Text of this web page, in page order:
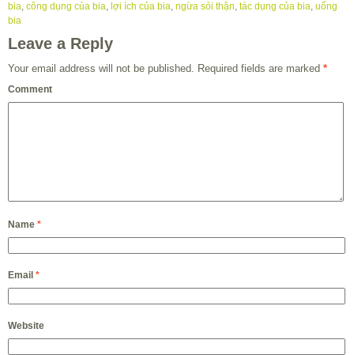
bia, công dụng của bia, lợi ích của bia, ngừa sỏi thận, tác dụng của bia, uống
bia
Leave a Reply
Your email address will not be published. Required fields are marked *
Comment
Name *
Email *
Website